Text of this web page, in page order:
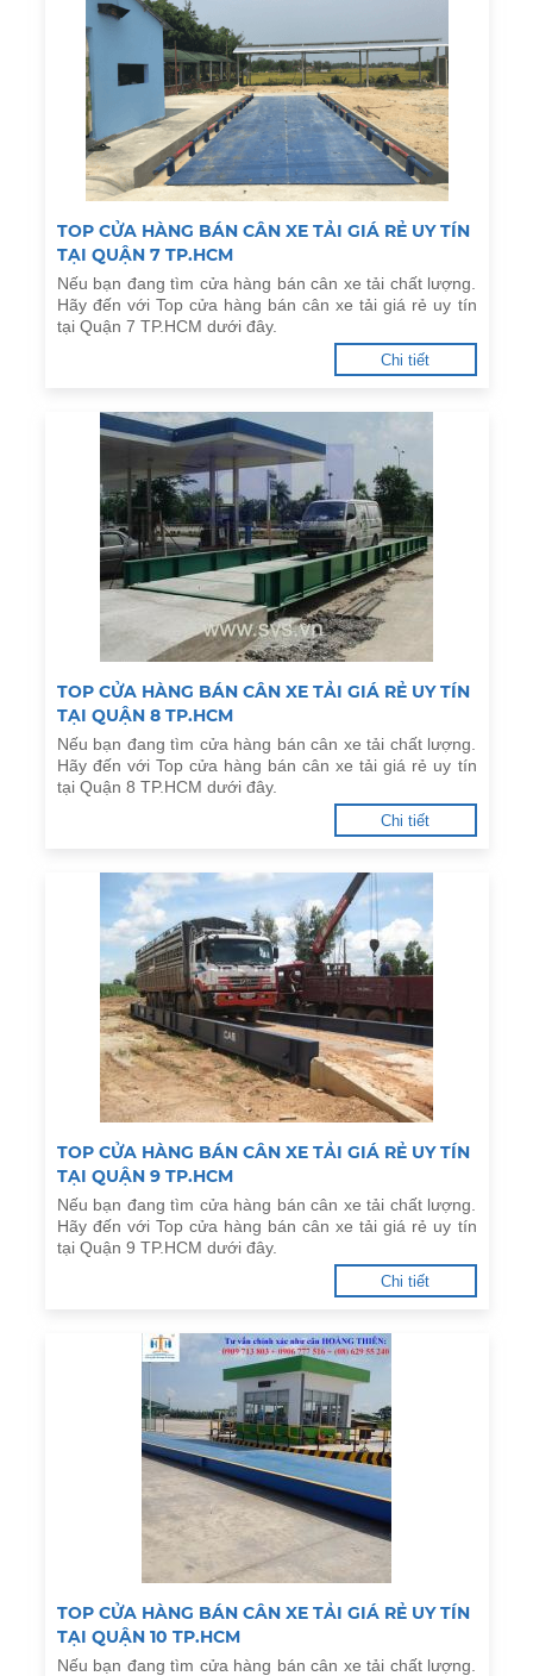
TOP CỬA HÀNG BÁN CÂN XE TẢI GIÁ RẺ UY TÍN
TẠI QUẬN 7 TP.HCM
Nếu bạn đang tìm cửa hàng bán cân xe tải chất lượng.
Hãy đến với Top cửa hàng bán cân xe tải giá rẻ uy tín
tại Quận 7 TP.HCM dưới đây.
Chi tiết
TOP CỬA HÀNG BÁN CÂN XE TẢI GIÁ RẺ UY TÍN
TẠI QUẬN 8 TP.HCM
Nếu bạn đang tìm cửa hàng bán cân xe tải chất lượng.
Hãy đến với Top cửa hàng bán cân xe tải giá rẻ uy tín
tại Quận 8 TP.HCM dưới đây.
Chi tiết
TOP CỬA HÀNG BÁN CÂN XE TẢI GIÁ RẺ UY TÍN
TẠI QUẬN 9 TP.HCM
Nếu bạn đang tìm cửa hàng bán cân xe tải chất lượng.
Hãy đến với Top cửa hàng bán cân xe tải giá rẻ uy tín
tại Quận 9 TP.HCM dưới đây.
Chi tiết
TOP CỬA HÀNG BÁN CÂN XE TẢI GIÁ RẺ UY TÍN
TẠI QUẬN 10 TP.HCM
Nếu bạn đang tìm cửa hàng bán cân xe tải chất lượng.